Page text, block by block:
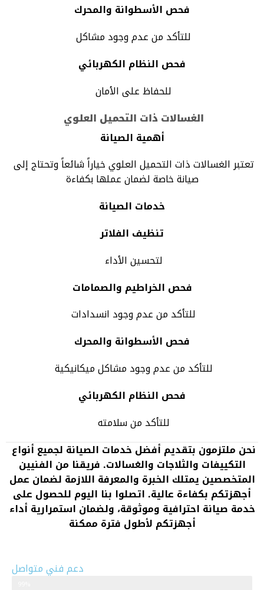
فحص الأسطوانة والمحرك
للتأكد من عدم وجود مشاكل
فحص النظام الكهربائي
للحفاظ على الأمان
الغسالات ذات التحميل العلوي
أهمية الصيانة
صيانة خاصة لضمان عملها بكفاءة
خدمات الصيانة
تنظيف الفلاتر
لتحسين الأداء
فحص الخراطيم والصمامات
للتأكد من عدم وجود انسدادات
فحص الأسطوانة والمحرك
للتأكد من عدم وجود مشاكل ميكانيكية
فحص النظام الكهربائي
للتأكد من سلامته
التكييفات والثلاجات والغسالات. فريقنا من الفنيين
المتخصصين يمتلك الخبرة والمعرفة اللازمة لضمان عمل
أجهزتكم بكفاءة عالية. اتصلوا بنا اليوم للحصول على
خدمة صيانة احترافية وموثوقة، ولضمان استمرارية أداء
أجهزتكم لأطول فترة ممكنة
دعم فني متواصل